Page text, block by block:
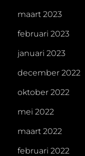
maart 2023
februari 2023
januari 2023
december 2022
oktober 2022
mei 2022
maart 2022
februari 2022